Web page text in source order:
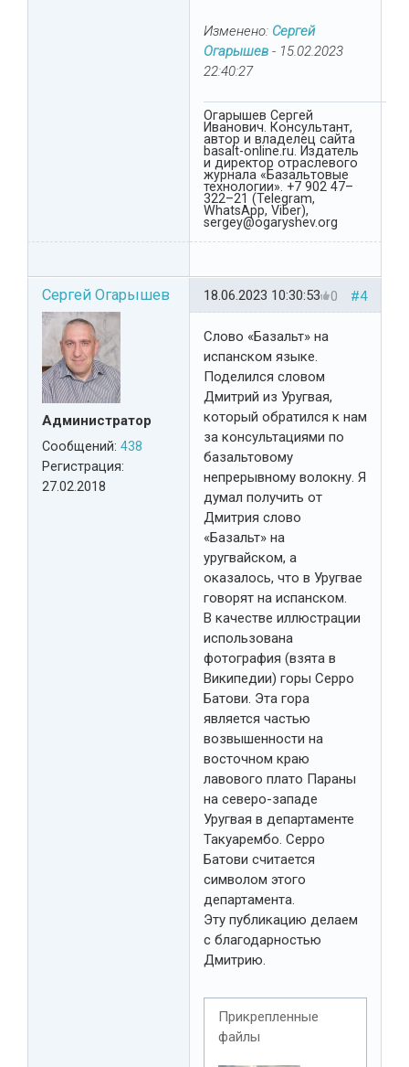
Изменено: Сергей
Огарышев - 15.02.2023
22:40:27
Огарышев Сергей
Иванович. Консультант,
автор и владелец сайта
basalt-online.ru. Издатель
и директор отраслевого
журнала «Базальтовые
технологии». +7 902 47–
322–21 (Telegram,
WhatsApp, Viber),
sergey@ogaryshev.org
Сергей Огарышев
Администратор
Сообщений: 438
Регистрация:
27.02.2018
#4
0
18.06.2023 10:30:53
Слово «Базальт» на
испанском языке.
Поделился словом
Дмитрий из Уругвая,
который обратился к нам
за консультациями по
базальтовому
непрерывному волокну. Я
думал получить от
Дмитрия слово
«Базальт» на
уругвайском, а
оказалось, что в Уругвае
говорят на испанском.
В качестве иллюстрации
использована
фотография (взята в
Википедии) горы Серро
Батови. Эта гора
является частью
возвышенности на
восточном краю
лавового плато Параны
на северо-западе
Уругвая в департаменте
Такуарембо. Серро
Батови считается
символом этого
департамента.
Эту публикацию делаем
с благодарностью
Дмитрию.
Прикрепленные
файлы